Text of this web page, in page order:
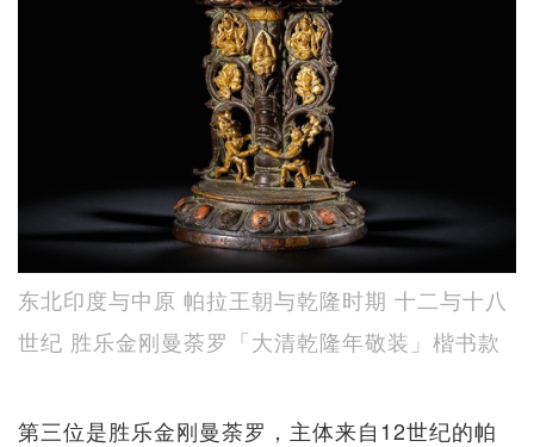
东北印度与中原 帕拉王朝与乾隆时期 十二与十八
世纪 胜乐金刚曼荼罗「大清乾隆年敬装」楷书款
第三位是胜乐金刚曼荼罗，主体来自12世纪的帕